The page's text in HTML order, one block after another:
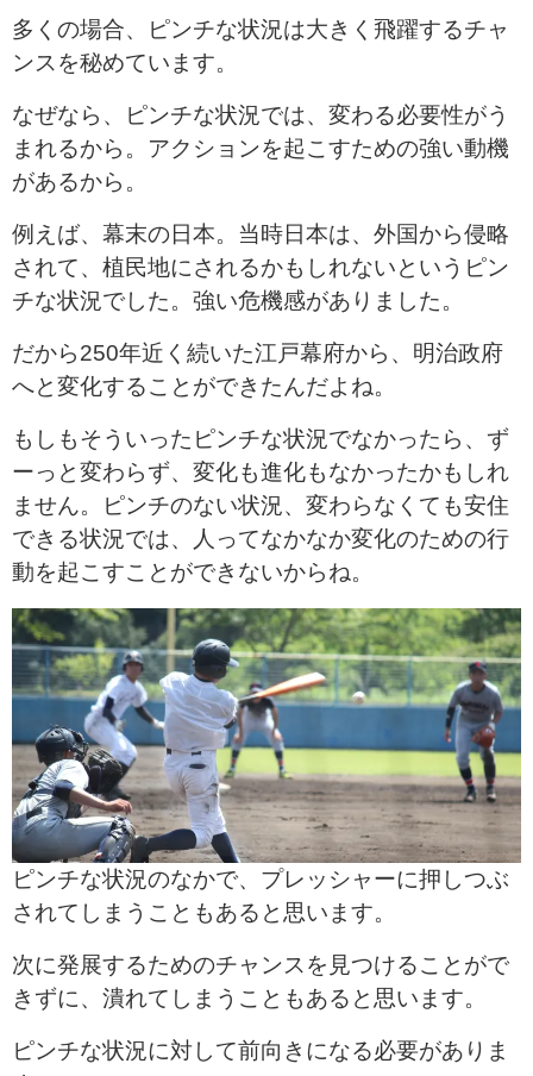
多くの場合、ピンチな状況は大きく飛躍するチャ
ンスを秘めています。
なぜなら、ピンチな状況では、変わる必要性がう
まれるから。アクションを起こすための強い動機
があるから。
例えば、幕末の日本。当時日本は、外国から侵略
されて、植民地にされるかもしれないというピン
チな状況でした。強い危機感がありました。
だから250年近く続いた江戸幕府から、明治政府
へと変化することができたんだよね。
もしもそういったピンチな状況でなかったら、ず
ーっと変わらず、変化も進化もなかったかもしれ
ません。ピンチのない状況、変わらなくても安住
できる状況では、人ってなかなか変化のための行
動を起こすことができないからね。
ピンチな状況のなかで、プレッシャーに押しつぶ
されてしまうこともあると思います。
次に発展するためのチャンスを見つけることがで
きずに、潰れてしまうこともあると思います。
ピンチな状況に対して前向きになる必要がありま